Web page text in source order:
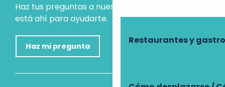
Restaurantes y
Haz tus preguntas a nuestro asistente virtual, que
está ahí para ayudarte.
Haz mi pregunta